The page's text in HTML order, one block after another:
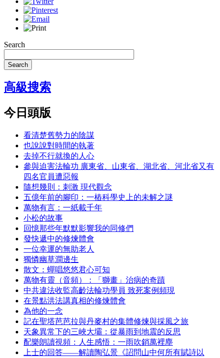
Search
Search
高級搜索
今日頭版
看清楚舊勢力的陰謀
也說說對時間的執著
去掉不行就換的人心
參與迫害法輪功 廣東省、山東省、湖北省、河北省又有
四名官員遭惡報
隨想幾則：刺激 現代觀念
五億年前的腳印：一樁科學史上的未解之謎
萬物有言：一紙載千年
小松的故事
回憶那些年默默影響我的同修們
發快遞中的修煉體會
一位幸運的無助老人
獨憐幽草澗邊生
散文：蟬唱悠悠君心可知
萬物有靈（音頻）：「獅畫」治病的奇蹟
中共違法收監高齡法輪功學員 致死案例頻現
在景點洪法講真相的修煉體會
為他的一念
記在聖塔芭芭拉與丹麥村的集體修煉與採風之旅
天象異常下的三峽大壩：從暴雨到地震的反思
配樂朗讀視頻：人生感悟：一雨吹銷萬裡塵
上士的回答——解讀陶弘景《詔問山中何所有賦詩以